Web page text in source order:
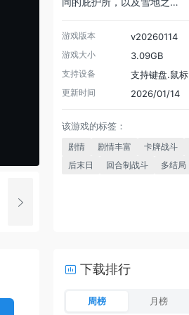
游戏版本 v20260114
游戏大小 3.09GB
支持设备 支持键盘.鼠标
更新时间 2026/01/14
该游戏的标签：
剧情 剧情丰富 卡牌战斗
后末日
回合制战斗 多结局
下载排行
周榜 月榜